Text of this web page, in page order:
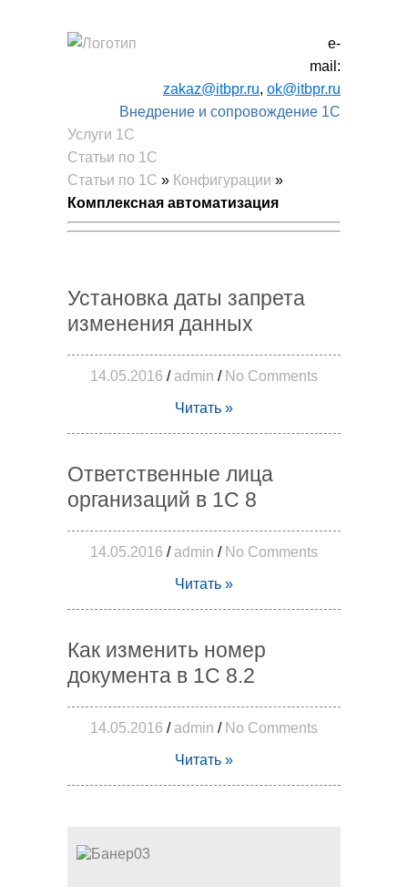
e-
mail:
zakaz@itbpr.ru, ok@itbpr.ru
Внедрение и сопровождение 1С
Услуги 1C
Статьи по 1С
Статьи по 1С » Конфигурации »
Комплексная автоматизация
Установка даты запрета
изменения данных
14.05.2016 / admin / No Comments
Читать »
Ответственные лица
организаций в 1С 8
14.05.2016 / admin / No Comments
Читать »
Как изменить номер
документа в 1С 8.2
14.05.2016 / admin / No Comments
Читать »